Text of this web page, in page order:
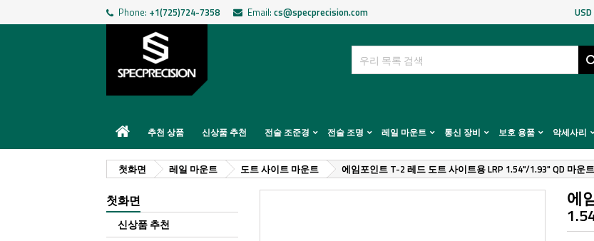
Phone: +1(725)724-7358 Email: cs@specprecision.com USD
추천 상품 신상품 추천 전술 조준경 전술 조명 레일 마운트 통신 장비 보호 용품 악세사리
첫화면 레일 마운트 도트 사이트 마운트 에임포인트 T-2 레드 도트 사이트용 LRP 1.54"/1.93" QD 마운트
첫화면
신상품 추천
에